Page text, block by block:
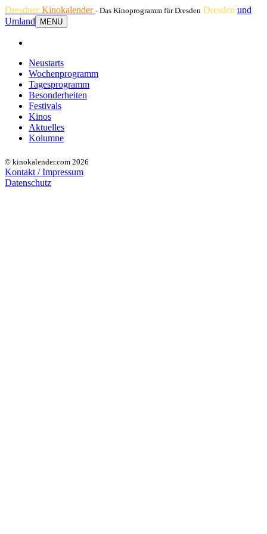
DresdnerKinokalender - Das Kinoprogramm für Dresden Dresden und
Umland
MENU
Neustarts
Wochenprogramm
Tagesprogramm
Besonderheiten
Festivals
Kinos
Aktuelles
Kolumne
© kinokalender.com 2026
Kontakt / Impressum
Datenschutz